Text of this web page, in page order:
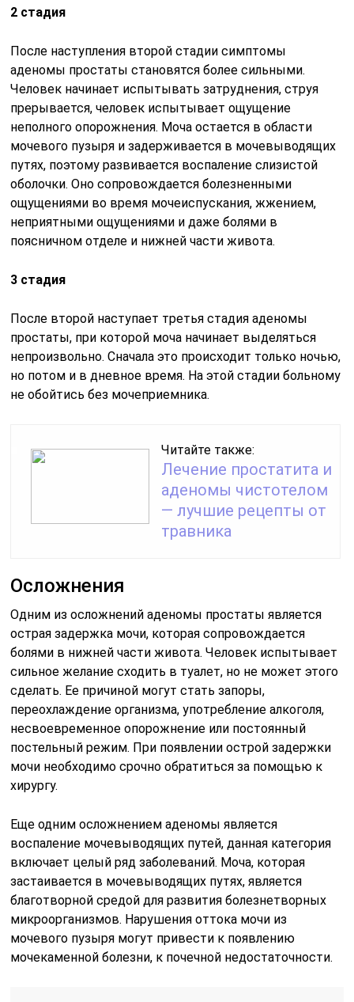
2 стадия
После наступления второй стадии симптомы
аденомы простаты становятся более сильными.
Человек начинает испытывать затруднения, струя
прерывается, человек испытывает ощущение
неполного опорожнения. Моча остается в области
мочевого пузыря и задерживается в мочевыводящих
путях, поэтому развивается воспаление слизистой
оболочки. Оно сопровождается болезненными
ощущениями во время мочеиспускания, жжением,
неприятными ощущениями и даже болями в
поясничном отделе и нижней части живота.
3 стадия
После второй наступает третья стадия аденомы
простаты, при которой моча начинает выделяться
непроизвольно. Сначала это происходит только ночью,
но потом и в дневное время. На этой стадии больному
не обойтись без мочеприемника.
Читайте также:
Лечение простатита и
аденомы чистотелом
— лучшие рецепты от
травника
Осложнения
Одним из осложнений аденомы простаты является
острая задержка мочи, которая сопровождается
болями в нижней части живота. Человек испытывает
сильное желание сходить в туалет, но не может этого
сделать. Ее причиной могут стать запоры,
переохлаждение организма, употребление алкоголя,
несвоевременное опорожнение или постоянный
постельный режим. При появлении острой задержки
мочи необходимо срочно обратиться за помощью к
хирургу.
Еще одним осложнением аденомы является
воспаление мочевыводящих путей, данная категория
включает целый ряд заболеваний. Моча, которая
застаивается в мочевыводящих путях, является
благотворной средой для развития болезнетворных
микроорганизмов. Нарушения оттока мочи из
мочевого пузыря могут привести к появлению
мочекаменной болезни, к почечной недостаточности.